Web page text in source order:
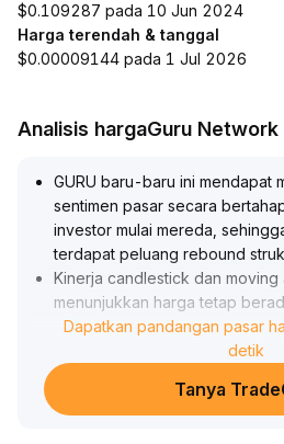
$0.109287 pada 10 Jun 2024
Harga terendah & tanggal
$0.00009144 pada 1 Jul 2026
Analisis hargaGuru Network
GURU baru-baru ini mendapat
sentimen pasar secara
investor mulai mereda,
terdapat peluang rebound
Kinerja candlestick dan moving
menunjukkan harga tetap
bergerak sideways, kekuatan
Jika mampu mendapatkan
bawah (mengacu pada level
Dapatkan pandangan pasar
detik
Tanya